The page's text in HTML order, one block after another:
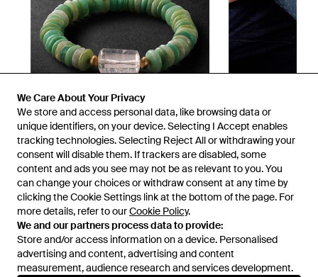
We Care About Your Privacy
We store and access personal data, like browsing data or
unique identifiers, on your device. Selecting I Accept enables
tracking technologies. Selecting Reject All or withdrawing your
consent will disable them. If trackers are disabled, some
content and ads you see may not be as relevant to you. You
can change your choices or withdraw consent at any time by
clicking the Cookie Settings link at the bottom of the page. For
more details, refer to ourCookie Policy.
We and our partners process data to provide:
Store and/or access information on a device. Personalised
advertising and content, advertising and content
measurement, audience research and services development.
Prima disponibile presso:MR PORTER